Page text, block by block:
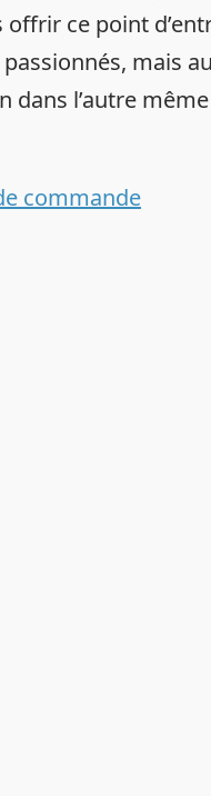
ce point
mais
l’autre
commande